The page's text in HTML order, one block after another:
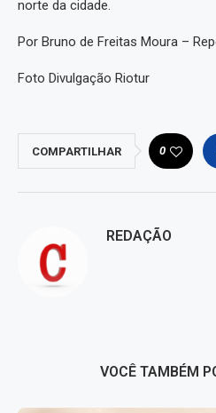
norte da cidade.
Por Bruno de Freitas Moura –
Foto Divulgação Riotur
COMPARTILHAR 0
REDAÇÃO
VOCÊ TAMBÉM